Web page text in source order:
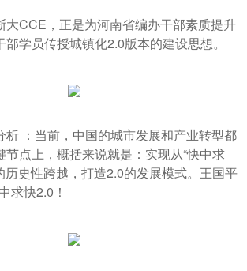
CCE，正是为河南省编办干部素质提升
学员传授城镇化2.0版本的建设思想。
：当前，中国的城市发展和产业转型都
节点上，概括来说就是：实现从“快中求
历史性跨越，打造2.0的发展模式。王国平
求快2.0！